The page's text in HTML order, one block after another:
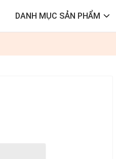
DANH MỤC SẢN PHẨM